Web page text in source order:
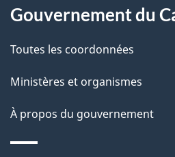
t
a
l
s
propos
ce
site
Gouvernement du
Toutes les coordonnées
Ministères et organismes
À propos du gouvernement